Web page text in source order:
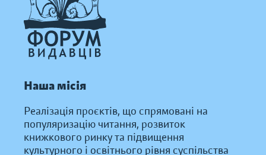
Наша місія
Реалізація проєктів, що спрямовані на
популяризацію читання, розвиток
книжкового ринку та підвищення
культурного і освітнього рівня суспільства